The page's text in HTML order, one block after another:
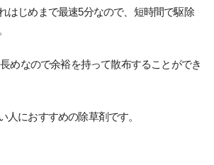
はじめまで最速5分なので、短時間で駆除
めなので余裕を持って散布することができ
人におすすめの除草剤です。